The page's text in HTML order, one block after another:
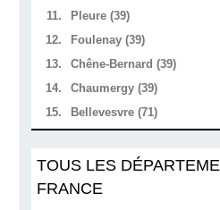
11.
Pleure (39)
12.
Foulenay (39)
13.
Chêne-Bernard (39)
14.
Chaumergy (39)
15.
Bellevesvre (71)
TOUS LES
FRANCE